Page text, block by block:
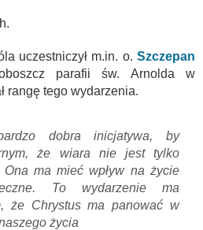
uczestniczył m.in. o. Szczepan
parafii św. Arnolda w
rangę tego wydarzenia.
dobra inicjatywa, by
że wiara nie jest tylko
Ona ma mieć wpływ na życie
To wydarzenie ma
że Chrystus ma panować w
życia